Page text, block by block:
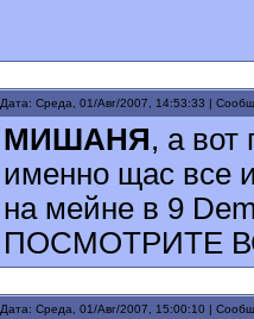
Дата: Среда, 01/Авг/2007, 14:53:33 |
МИШАНЯ, а вот
именно щас все
на мейне в 9
ПОСМОТРИТЕ
Дата: Среда, 01/Авг/2007, 15:00:10 |